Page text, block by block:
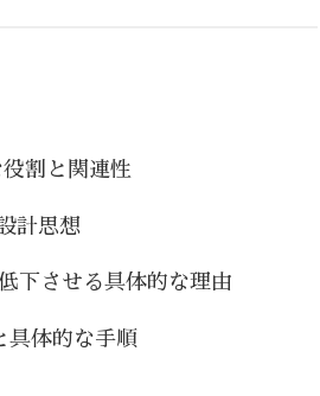
割と関連性
計思想
下させる具体的な理由
具体的な手順